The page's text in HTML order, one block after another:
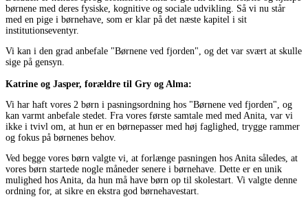
børnene med deres fysiske, kognitive og sociale udvikling. Så vi nu står
med en pige i børnehave, som er klar på det næste kapitel i sit
institutionseventyr.
Vi kan i den grad anbefale "Børnene ved fjorden", og det var svært at skulle
sige på gensyn.
Katrine og Jasper, forældre til Gry og Alma:
Vi har haft vores 2 børn i pasningsordning hos "Børnene ved fjorden", og
kan varmt anbefale stedet. Fra vores første samtale med med Anita, var vi
ikke i tvivl om, at hun er en børnepasser med høj faglighed, trygge rammer
og fokus på børnenes behov.
Ved begge vores børn valgte vi, at forlænge pasningen hos Anita således, at
vores børn startede nogle måneder senere i børnehave. Dette er en unik
mulighed hos Anita, da hun må have børn op til skolestart. Vi valgte denne
ordning for, at sikre en ekstra god børnehavestart.